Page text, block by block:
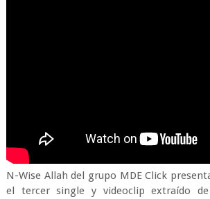
N-Wise Allah del grupo MDE Click
el tercer single y videoclip extraído